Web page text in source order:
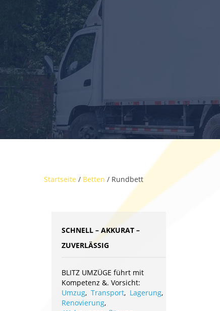
Startseite / Betten / Rundbett
SCHNELL – AKKURAT –
ZUVERLÄSSIG
BLITZ UMZÜGE führt mit
Kompetenz &. Vorsicht:
Umzug, Transport, Lagerung,
Renovierung,